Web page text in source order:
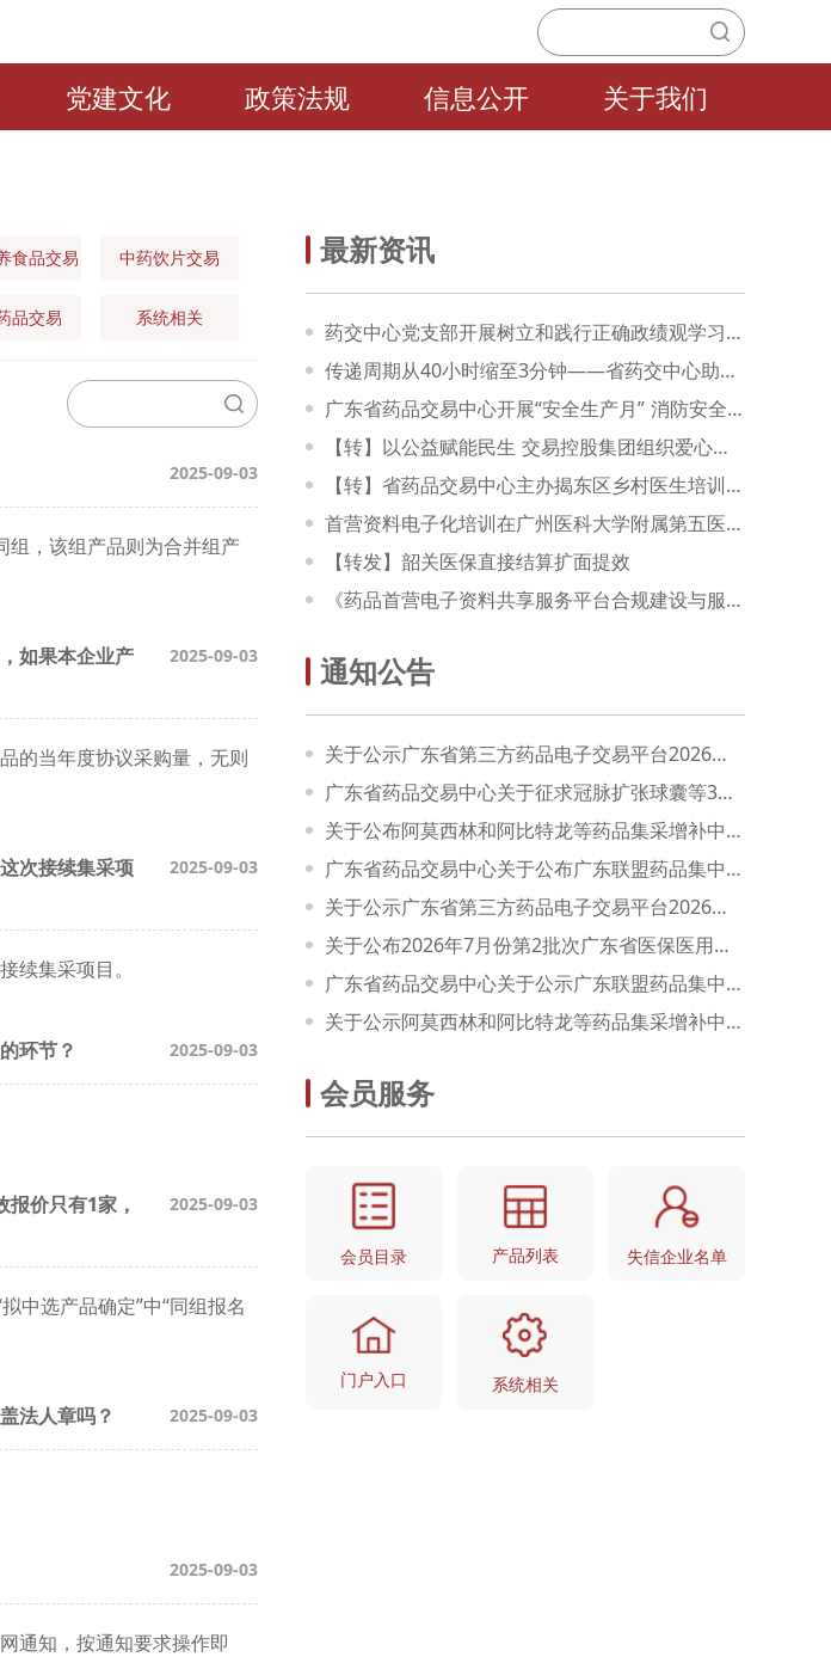
党建文化 政策法规 信息公开 关于我们
食品交易 中药饮片交易
品交易 系统相关
2025-09-03
组，该组产品则为合并组产
如果本企业产
2025-09-03
的当年度协议采购量，无则
次接续集采项
2025-09-03
续集采项目。
环节？ 2025-09-03
价只有1家，
2025-09-03
中选产品确定”中“同组报名
法人章吗？ 2025-09-03
2025-09-03
通知，按通知要求操作即
最新资讯
药交中心党支部开展树立和践行正确政绩观学习教育专题党课
传递周期从40小时缩至3分钟——省药交中心助力广州医药构建药品流通质量数字化管理体系跑出加速度
广东省药品交易中心开展“安全生产月” 消防安全培训和演练活动
【转】以公益赋能民生 交易控股集团组织爱心企业向惠东县捐赠医疗物资
【转】省药品交易中心主办揭东区乡村医生培训活动助力“百千万工程”
首营资料电子化培训在广州医科大学附属第五医院顺利开展
【转发】韶关医保直接结算扩面提效
《药品首营电子资料共享服务平台合规建设与服务规范》团体标准编制启动会顺利召开
通知公告
关于公示广东省第三方药品电子交易平台2026年8月份第1批次医用耗材新增议价挂网产品信息的通知
广东省药品交易中心关于征求冠脉扩张球囊等3类医用耗材集中带量采购文件（征求意见稿）意见的通知
关于公布阿莫西林和阿比特龙等药品集采增补中选产品信息的通知（五）
广东省药品交易中心关于公布广东联盟药品集中带量采购新增中选产品信息的通知（七）
关于公示广东省第三方药品电子交易平台2026年7月份第1批次全国联审通办新增挂网医用耗材产品拟挂网价格信息的通知
关于公布2026年7月份第2批次广东省医保医用耗材新增挂网产品信息的通知
广东省药品交易中心关于公示广东联盟药品集中带量采购新增中选产品信息的通知（七）
关于公示阿莫西林和阿比特龙等药品集采增补中选产品信息的通知（五）
会员服务
会员目录 产品列表 失信企业名单
门户入口 系统相关